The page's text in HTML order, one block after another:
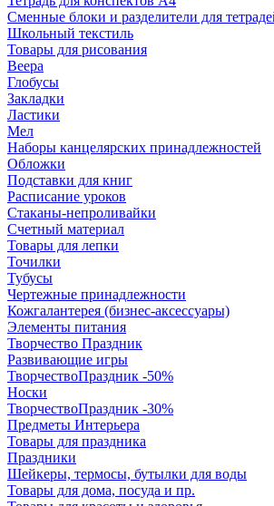
Сменные блоки и разделители для
Школьный текстиль
Товары для рисования
Веера
Глобусы
Закладки
Ластики
Мел
Наборы канцелярских принадлежностей
Обложки
Подставки для книг
Расписание уроков
Стаканы-непроливайки
Счетный материал
Товары для лепки
Точилки
Тубусы
Чертежные принадлежности
Кожгалантерея (бизнес-аксессуары)
Элементы питания
Творчество Праздник
Развивающие игры
ТворчествоПраздник -50%
Носки
ТворчествоПраздник -30%
Предметы Интерьера
Товары для праздника
Праздники
Шейкеры, термосы, бутылки для воды
Товары для дома, посуда и пр.